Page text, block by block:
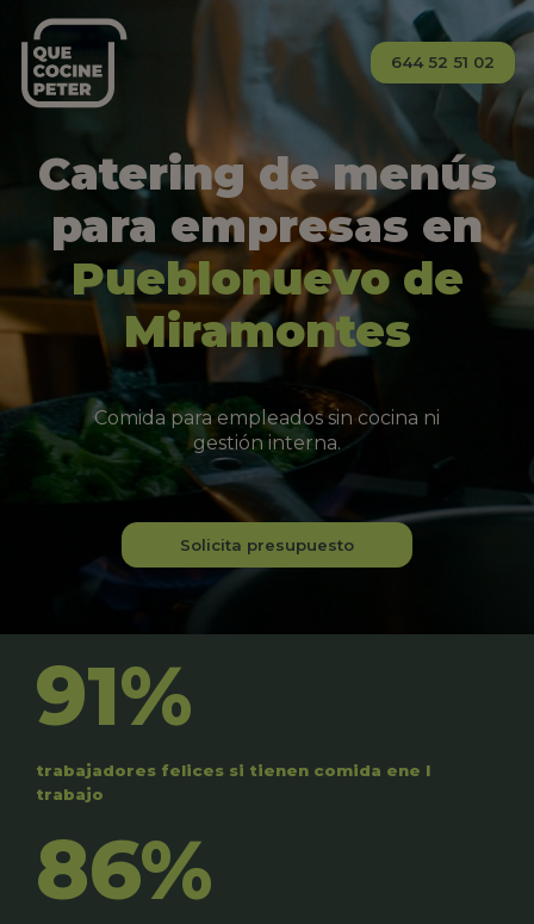
644 52 51 02
Catering de menús
para empresas en
Pueblonuevo de
Miramontes
Comida para empleados sin cocina ni
gestión interna.
Solicita presupuesto
91%
trabajadores felices si tienen comida ene l
trabajo
86%